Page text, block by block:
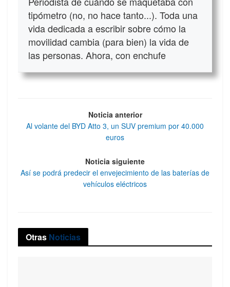
tipómetro (no, no hace tanto...). Toda una
vida dedicada a escribir sobre cómo la
movilidad cambia (para bien) la vida de
las personas. Ahora, con enchufe
Noticia anterior
Al volante del BYD Atto 3, un SUV premium por 40.000
euros
Noticia siguiente
Así se podrá predecir el envejecimiento de las baterías de
vehículos eléctricos
Otras Noticias